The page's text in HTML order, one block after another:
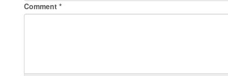
Comment *